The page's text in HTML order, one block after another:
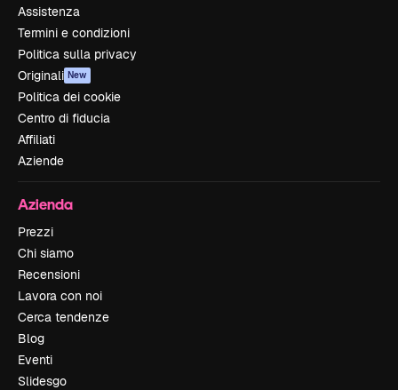
Assistenza
Termini e condizioni
Politica sulla privacy
Originali New
Politica dei cookie
Centro di fiducia
Affiliati
Aziende
Azienda
Prezzi
Chi siamo
Recensioni
Lavora con noi
Cerca tendenze
Blog
Eventi
Slidesgo